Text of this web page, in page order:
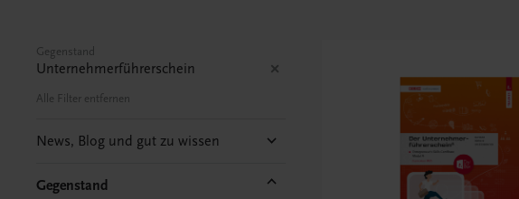
Gegenstand
Unternehmerführerschein
Alle Filter entfernen
News, Blog und gut zu wissen
Gegenstand